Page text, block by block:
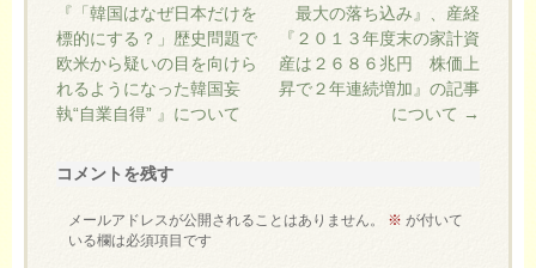
『「韓国はなぜ日本だけを
標的にする？」歴史問題で
欧米から疑いの目を向けら
れるようになった韓国妄
執“自業自得” 』について
最大の落ち込み』、産経
『２０１３年度末の家計資
産は２６８６兆円 株価上
昇で２年連続増加』の記事
について →
コメントを残す
メールアドレスが公開されることはありません。 ※ が付いて
いる欄は必須項目です